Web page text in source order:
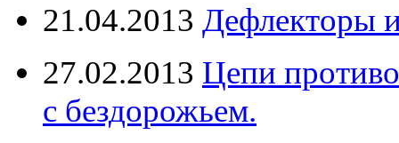
21.04.2013 Дефлекторы
27.02.2013 Цепи
с бездорожьем.